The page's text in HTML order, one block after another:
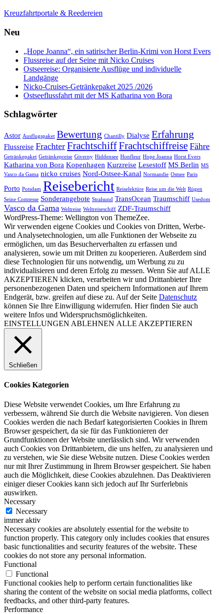
Kreuzfahrtportale & Reedereien
Neu
„Hope Joanna“, ein satirischer Berlin-Krimi von Horst Evers
Flussreise auf der Seine mit Nicko Cruises
Ostseereise: Organisierte Ausflüge und individuelle
Landgänge
Nicko-Cruises-Getränkepaket 2025 /2026
Ostseeflussfahrt mit der MS Katharina von Bora
Schlagwörter
Astor Ausflugspaket Bewertung Chantilly Dialyse Erfahrung
Flussreise Frachter FrachtschiffFrachtschiffreise Fähre
Getränkepaket Getränkepreise Giverny Hiddensee Honfleur Hope Joanna Horst Evers
Katharina von Bora Kopenhagen Kurzreise Lesestoff MS Berlin MS
Vasco da Gama nicko cruises Nord-Ostsee-Kanal Normandie Ostsee Paris
Porto Potsdam Reisebericht Reiselektüre Reise um die Welt Rügen
Seine Comtesse Sonderangebote Stralsund TransOcean Traumschiff Usedom
Vasco da Gama Weltreise Weltreiseschiff ZDF-Traumschiff
WordPress-Theme: Wellington von ThemeZee.
Wir verwenden eigene Cookies und Cookies von Dritten, Werbe-
und Analysetechnologien, um alle Funktionen der Webseite zu
ermöglichen, um das Besucherverhalten zu erfassen und
analysieren, sowie um mit Dritten zu kooperieren. Außerdem sind
diese Technologien für uns notwendig, um Werbung zu zu
individualisieren und deren Erfolg zu messen. Wenn Sie auf ALLE
AKZEPTIEREN klicken, verarbeiten wir und Drittanbieter Ihre
personenbezogenen Daten und speichern Informationen auf Ihrem
Endgerät, bzw. greifen auf diese zu. Auf der Seite Datenschutz
können Sie Ihre Einwilligung widerrufen. Hier finden Sie auch
weitere Infos und Widerspruchsmöglichkeiten.
EINSTELLUNGEN ABLEHNEN ALLE AKZEPTIEREN
Schließen
Cookies Kategorien
Diese Website verwendet Cookies, um Ihre Erfahrung zu
verbessern, während Sie durch die Website navigieren. Von diesen
Cookies werden die nach Bedarf kategorisierten Cookies in Ihrem
Browser gespeichert, da sie für das Funktionieren der
Grundfunktionen der Website unerlässlich sind. Wir verwenden
auch Cookies von Drittanbietern, die uns helfen, zu analysieren und
zu verstehen, wie Sie diese Website nutzen. Diese Cookies werden
nur mit Ihrer Zustimmung in Ihrem Browser gespeichert. Sie haben
auch die Möglichkeit, diese Cookies abzulehnen. Das Deaktivieren
einiger dieser Cookies kann sich jedoch auf Ihr Surferlebnis
auswirken.
Necessary
Necessary
immer aktiv
Necessary cookies are absolutely essential for the website to
function properly. This category only includes cookies that ensures
basic functionalities and security features of the website. These
cookies do not store any personal information.
Functional
Functional
Functional cookies help to perform certain functionalities like
sharing the content of the website on social media platforms, collect
feedbacks, and other third-party features.
Performance